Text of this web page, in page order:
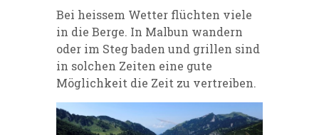
Bei heissem Wetter flüchten viele
in die Berge. In Malbun wandern
oder im Steg baden und grillen sind
in solchen Zeiten eine gute
Möglichkeit die Zeit zu vertreiben.